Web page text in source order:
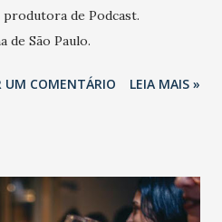
de Podcast.
de São Paulo.
UM COMENTÁRIO LEIA MAIS »